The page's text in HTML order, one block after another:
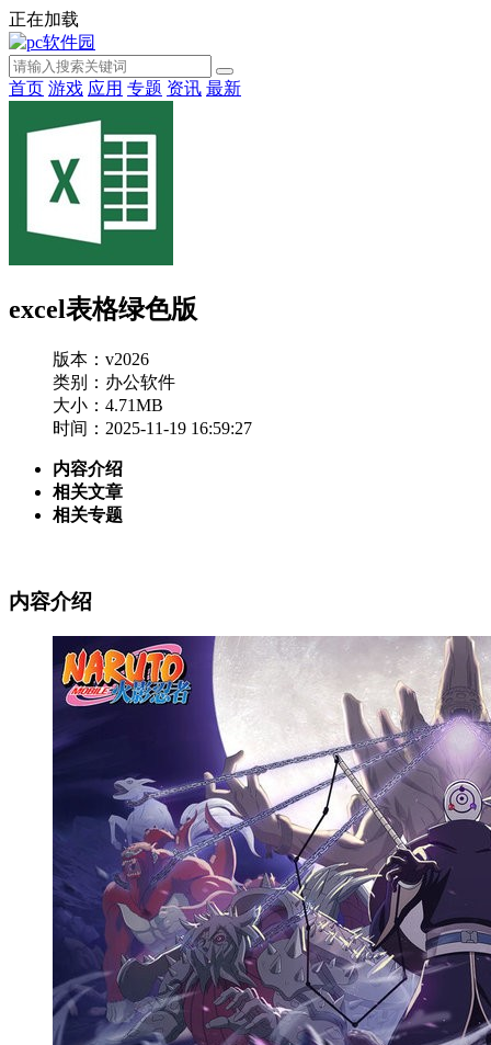
正在加载
首页 游戏 应用 专题 资讯 最新
excel表格绿色版
版本：v2026
类别：办公软件
大小：4.71MB
时间：2025-11-19 16:59:27
内容介绍
相关文章
相关专题
内容介绍